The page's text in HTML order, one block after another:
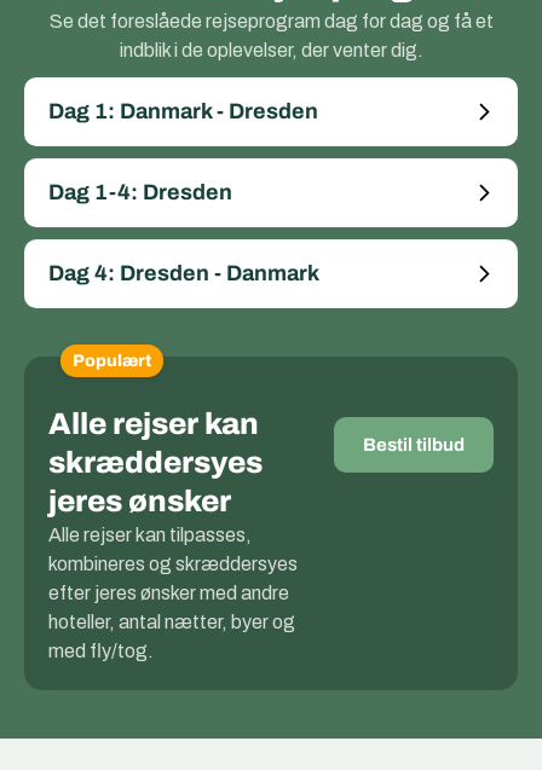
Se det foreslåede rejseprogram dag for dag og få et
indblik i de oplevelser, der venter dig.
Dag 1: Danmark - Dresden
Dag 1-4: Dresden
Dag 4: Dresden - Danmark
Populært
Alle rejser kan
skræddersyes
jeres ønsker
Alle rejser kan tilpasses,
kombineres og skræddersyes
efter jeres ønsker med andre
hoteller, antal nætter, byer og
med fly/tog.
Bestil tilbud